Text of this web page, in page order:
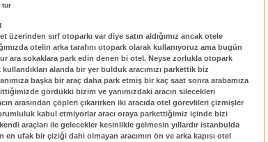
tur
üzerinden sırf otoparkı var diye satın aldığımız ancak otele
otelin arka tarafını otopark olarak kullanıyoruz ama bugün
ara sokaklara park edin denen bi otel. Neyse zorlukla otopark
kullandıkları alanda bir yer bulduk aracımızı parkettik biz
başka bir araç daha park etmiş bir kaç saat sonra arabamıza
gördükki bizim ve yanımızdaki aracın silecekleri
arasından çöpleri çıkarırken iki aracıda otel görevlileri çizmişler
kabul etmiyorlar aracı oraya parkettiğimiz içinde bizi
araçları ile gelecekler kesinlikle gelmesin yıllardır istanbulda
en ufak bir çiziği dahi olmayan aracımın ön ve arka kapısı otel